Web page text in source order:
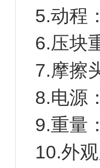
5.动程
6.压块
7.摩擦
8.电源
9.重量
10.外